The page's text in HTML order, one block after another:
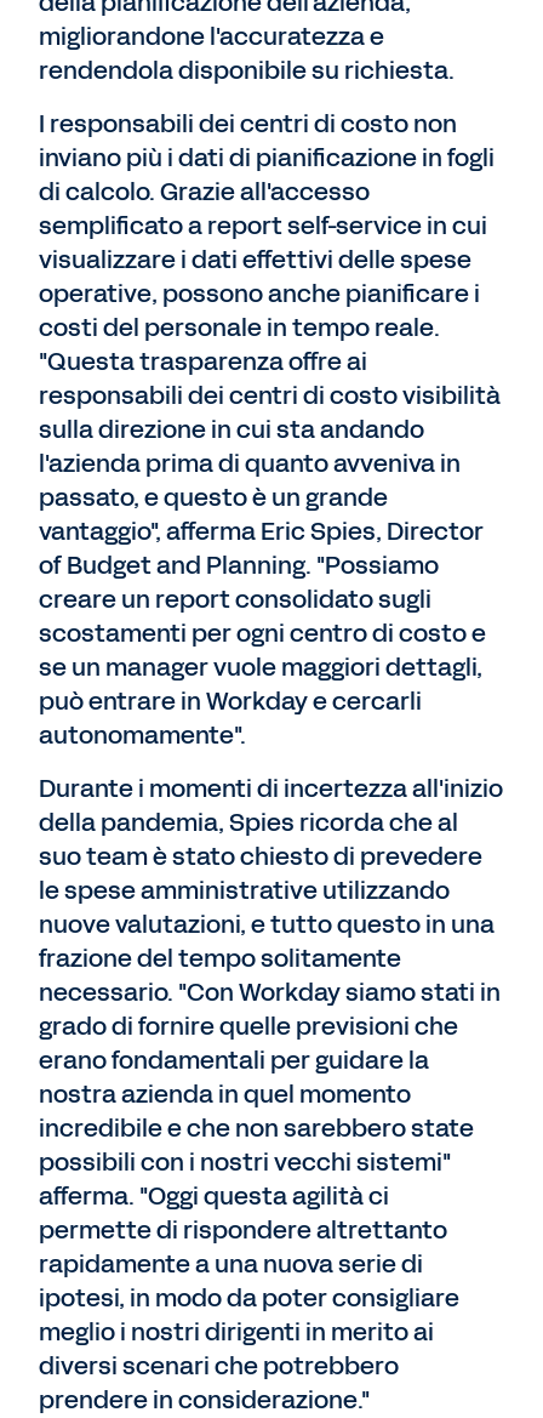
migliorandone l'accuratezza e
rendendola disponibile su richiesta.
I responsabili dei centri di costo non
inviano più i dati di pianificazione in fogli
di calcolo. Grazie all'accesso
semplificato a report self-service in cui
visualizzare i dati effettivi delle spese
operative, possono anche pianificare i
costi del personale in tempo reale.
"Questa trasparenza offre ai
responsabili dei centri di costo visibilità
sulla direzione in cui sta andando
l'azienda prima di quanto avveniva in
passato, e questo è un grande
vantaggio", afferma Eric Spies, Director
of Budget and Planning. "Possiamo
creare un report consolidato sugli
scostamenti per ogni centro di costo e
se un manager vuole maggiori dettagli,
può entrare in Workday e cercarli
autonomamente".
Durante i momenti di incertezza all'inizio
della pandemia, Spies ricorda che al
suo team è stato chiesto di prevedere
le spese amministrative utilizzando
nuove valutazioni, e tutto questo in una
frazione del tempo solitamente
necessario. "Con Workday siamo stati in
grado di fornire quelle previsioni che
erano fondamentali per guidare la
nostra azienda in quel momento
incredibile e che non sarebbero state
possibili con i nostri vecchi sistemi"
afferma. "Oggi questa agilità ci
permette di rispondere altrettanto
rapidamente a una nuova serie di
ipotesi, in modo da poter consigliare
meglio i nostri dirigenti in merito ai
diversi scenari che potrebbero
prendere in considerazione."